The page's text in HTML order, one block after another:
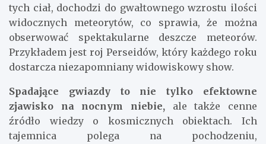
tych ciał, dochodzi do gwałtownego wzrostu ilości
widocznych meteorytów, co sprawia, że można
obserwować spektakularne deszcze meteorów.
Przykładem jest roj Perseidów, który każdego roku
dostarcza niezapomniany widowiskowy show.
Spadające gwiazdy to nie tylko efektowne
zjawisko na nocnym niebie, ale także cenne
źródło wiedzy o kosmicznych obiektach. Ich
tajemnica polega na pochodzeniu,